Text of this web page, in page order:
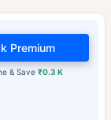
& Save₹0.3 K
Premium